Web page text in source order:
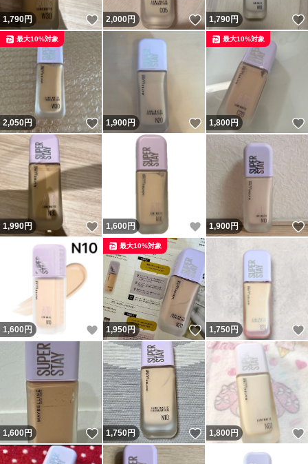
1,790円 いいね！
2,000円 いいね！
1,790円
2,050円 いいね！
最大10%対象
1,900円 いいね！
1,800円
最大10%対象
1,990円 いいね！
1,600 円 いいね！
1,900円
1,600 円 いいね！
1,950円 いいね！
最大10%対象
1,750円
1,600円 いいね！
1,750円 いいね！
1,800 円